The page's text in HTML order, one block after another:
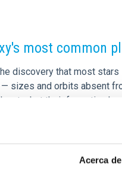
Acerca
most common
discovery that most stars
sizes and orbits absent
but their formation
link. By weighing
the process of